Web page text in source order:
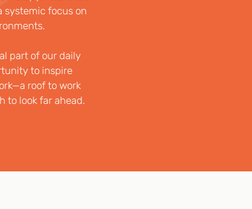
systemic focus on
part of our daily
to inspire
roof to work
to look far ahead.